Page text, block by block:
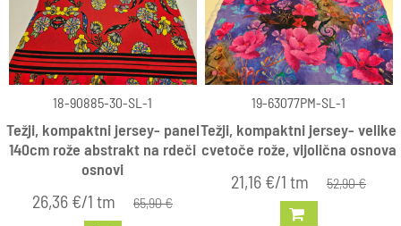
18-90885-30-SL-1
Težji, kompaktni jersey- panel
140cm rože abstrakt na rdeči
osnovi
26,36 €/1 tm 65,90 €
19-63077PM-SL-1
Težji, kompaktni jersey- velike
cvetoče rože, vijolična osnova
21,16 €/1 tm 52,90 €